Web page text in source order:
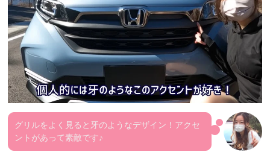
グリルをよく見ると牙のようなデザイン！アクセ
ントがあって素敵です♪